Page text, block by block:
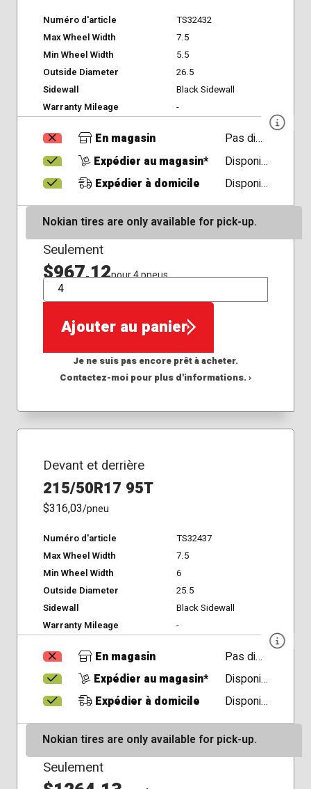
Numéro d'article
TS32432
Max Wheel Width
7.5
Min Wheel Width
5.5
Outside Diameter
26.5
Sidewall
Black Sidewall
Warranty Mileage
-
En magasin
Pas disponible
Expédier au magasin*
Disponible
Expédier à domicile
Disponible
Nokian tires are only available for pick-up.
Seulement
$967,12pour 4 pneus
QTÉ
Ajouter au panier
Je ne suis pas encore prêt à acheter.
Contactez-moi pour plus d'informations. ›
Devant et derrière
215/50R17 95T
$316,03/pneu
Numéro d'article
TS32437
Max Wheel Width
7.5
Min Wheel Width
6
Outside Diameter
25.5
Sidewall
Black Sidewall
Warranty Mileage
-
En magasin
Pas disponible
Expédier au magasin*
Disponible
Expédier à domicile
Disponible
Nokian tires are only available for pick-up.
Seulement